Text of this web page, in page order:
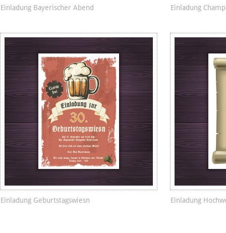
Einladung Bayerischer Abend Einladung
Einladung Geburtstagswiesn Einladung